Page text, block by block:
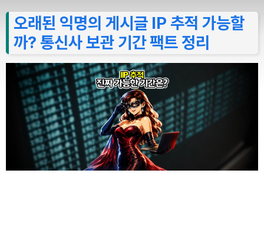
오래된 익명의 게시글 IP 추적 가능할
까? 통신사 보관 기간 팩트 정리